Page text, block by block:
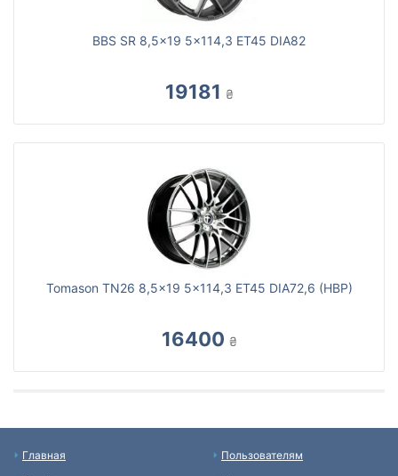
BBS SR 8,5x19 5x114,3 ET45 DIA82
19181 ₴
Tomason TN26 8,5x19 5x114,3 ET45 DIA72,6 (HBP)
16400 ₴
Главная
Пользователям